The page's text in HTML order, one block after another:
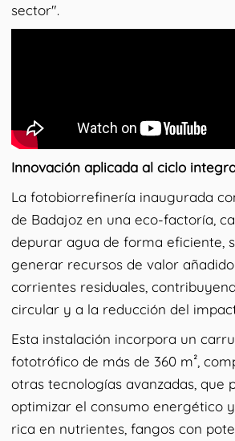
sector".
Innovación aplicada al ciclo
La fotobiorrefinería inaugurada
de Badajoz en una eco-factoría,
depurar agua de forma eficiente,
generar recursos de valor
corrientes residuales,
circular y a la reducción del
Esta instalación incorpora un
fototrófico de más de 360 m²,
otras tecnologías avanzadas, que
optimizar el consumo energético
rica en nutrientes, fangos con